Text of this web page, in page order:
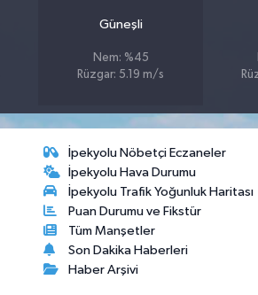
Güneşli
Nem: %45
Rüzgar: 5.19 m/s
İpekyolu Nöbetçi Eczaneler
İpekyolu Hava Durumu
İpekyolu Trafik Yoğunluk Haritası
Puan Durumu ve Fikstür
Tüm Manşetler
Son Dakika Haberleri
Haber Arşivi